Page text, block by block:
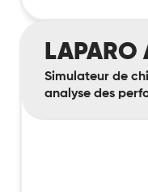
Analytic
LAPARO
Simulateur de
analyse des